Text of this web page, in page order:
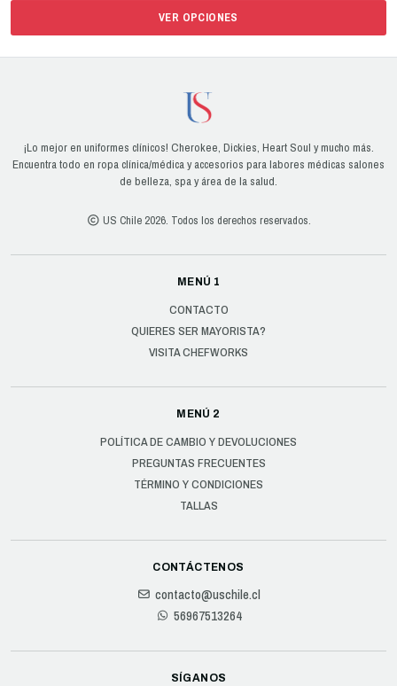
VER OPCIONES
¡Lo mejor en uniformes clínicos! Cherokee, Dickies, Heart Soul y mucho más.
Encuentra todo en ropa clínica/médica y accesorios para labores médicas salones
de belleza, spa y área de la salud.
US Chile 2026. Todos los derechos reservados.
MENÚ 1
CONTACTO
QUIERES SER MAYORISTA?
VISITA CHEFWORKS
MENÚ 2
POLÍTICA DE CAMBIO Y DEVOLUCIONES
PREGUNTAS FRECUENTES
TÉRMINO Y CONDICIONES
TALLAS
CONTÁCTENOS
contacto@uschile.cl
56967513264
SÍGANOS